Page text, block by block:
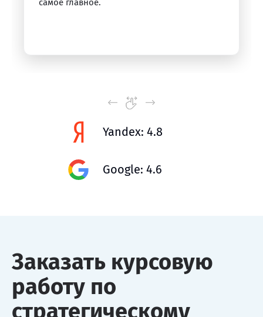
самое главное.
Yandex: 4.8
Google: 4.6
Заказать курсовую
работу по
стратегическому